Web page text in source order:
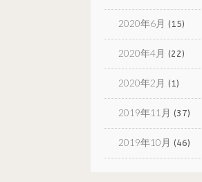
2020年6月 (15)
2020年4月 (22)
2020年2月 (1)
2019年11月 (37)
2019年10月 (46)